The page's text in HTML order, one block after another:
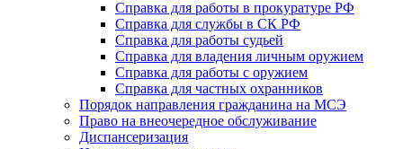
Справка для работы в прокуратуре РФ
Справка для службы в СК РФ
Справка для работы судьей
Справка для владения личным оружием
Справка для работы с оружием
Справка для частных охранников
Порядок направления гражданина на МСЭ
Право на внеочередное обслуживание
Диспансеризация